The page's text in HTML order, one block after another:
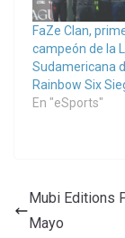
FaZe Clan,
campeón de la
Sudamericana
Rainbow Six
En "eSports"
Mubi Editions
Mayo